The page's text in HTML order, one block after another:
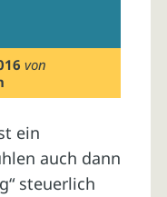
von
ein
auch dann
steuerlich